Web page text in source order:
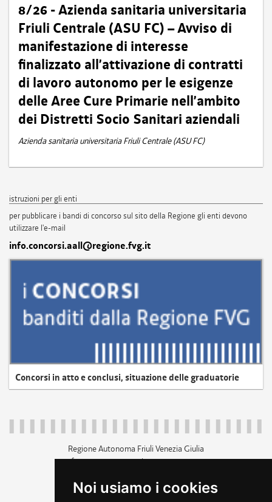
Noi usiamo i cookies
8/26 - Azienda sanitaria universitaria
Friuli Centrale (ASU FC) – Avviso di
manifestazione di interesse
finalizzato all’attivazione di contratti
di lavoro autonomo per le esigenze
delle Aree Cure Primarie nell’ambito
dei Distretti Socio Sanitari aziendali
Azienda sanitaria universitaria Friuli Centrale (ASU FC)
istruzioni per gli enti
per pubblicare i bandi di concorso sul sito della Regione gli enti devono
utilizzare l'e-mail
info.concorsi.aall@regione.fvg.it
Concorsi in atto e conclusi, situazione delle graduatorie
Regione Autonoma Friuli Venezia Giulia
c.f. 80014930327; p.iva 00526040324
+39 040 3771111